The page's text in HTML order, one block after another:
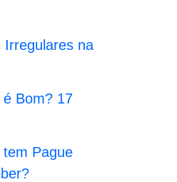
Irregulares na
Bom? 17
Pague